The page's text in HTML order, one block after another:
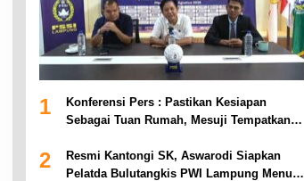
1
Konferensi Pers : Pastikan Kesiapan
Sebagai Tuan Rumah, Mesuji Tempatkan
Piala Gubernur Lampung
2
Resmi Kantongi SK, Aswarodi Siapkan
Pelatda Bulutangkis PWI Lampung Menuju